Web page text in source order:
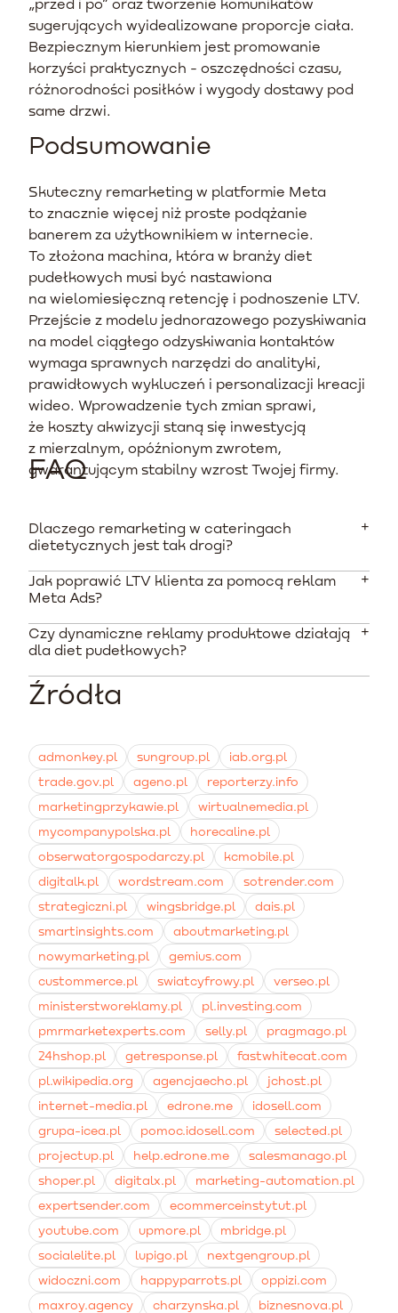
sugerujących wyidealizowane proporcje ciała.
Bezpiecznym kierunkiem jest promowanie
korzyści praktycznych - oszczędności czasu,
różnorodności posiłków i wygody dostawy pod
same drzwi.
Podsumowanie
Skuteczny remarketing w platformie Meta
to znacznie więcej niż proste podążanie
banerem za użytkownikiem w internecie.
To złożona machina, która w branży diet
pudełkowych musi być nastawiona
na wielomiesięczną retencję i podnoszenie LTV.
Przejście z modelu jednorazowego pozyskiwania
na model ciągłego odzyskiwania kontaktów
wymaga sprawnych narzędzi do analityki,
prawidłowych wykluczeń i personalizacji kreacji
wideo. Wprowadzenie tych zmian sprawi,
że koszty akwizycji staną się inwestycją
z mierzalnym, opóźnionym zwrotem,
gwarantującym stabilny wzrost Twojej firmy.
FAQ
Dlaczego remarketing w cateringach
dietetycznych jest tak drogi?
Wysokie koszty wynikają z ogromnej konkurencji i
zminimalizować koszty, należy skupić się na bardzo
precyzyjnej segmentacji czasowej i wykluczaniu
Jak poprawić LTV klienta za pomocą reklam
Meta Ads?
Najlepszą strategią jest synchronizacja reklam ze
kampanie lojalnościowe na kilka dni przed końcem
abonamentu klienta, promując odnowienie usługi.
Czy dynamiczne reklamy produktowe działają
dla diet pudełkowych?
Tak, pod warunkiem prawidłowej konfiguracji pliku
kaloryczności, który wcześniej przeglądała w Twoim
sklepie.
Źródła
admonkey.pl sungroup.pl
iab.org.pl
trade.gov.pl
ageno.pl
reporterzy.info
marketingprzykawie.pl
wirtualnemedia.pl
mycompanypolska.pl
horecaline.pl
obserwatorgospodarczy.pl
kcmobile.pl
digitalk.pl
wordstream.com
sotrender.com
strategiczni.pl
wingsbridge.pl
dais.pl
smartinsights.com
aboutmarketing.pl
nowymarketing.pl
gemius.com
custommerce.pl
swiatcyfrowy.pl
verseo.pl
ministerstworeklamy.pl
pl.investing.com
pmrmarketexperts.com
selly.pl
pragmago.pl
24hshop.pl
getresponse.pl
fastwhitecat.com
pl.wikipedia.org
agencjaecho.pl
jchost.pl
internet-media.pl
edrone.me
idosell.com
grupa-icea.pl
pomoc.idosell.com
selected.pl
projectup.pl
help.edrone.me
salesmanago.pl
shoper.pl
digitalx.pl
marketing-automation.pl
expertsender.com
ecommerceinstytut.pl
youtube.com
upmore.pl
mbridge.pl
socialelite.pl
lupigo.pl
nextgengroup.pl
widoczni.com
happyparrots.pl
oppizi.com
maxroy.agency
charzynska.pl
biznesnova.pl